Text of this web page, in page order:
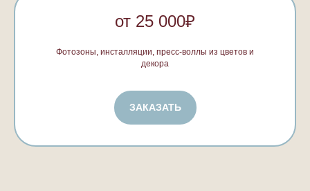
от 25 000₽
Фотозоны, инсталляции, пресс-воллы из цветов и
декора
ЗАКАЗАТЬ